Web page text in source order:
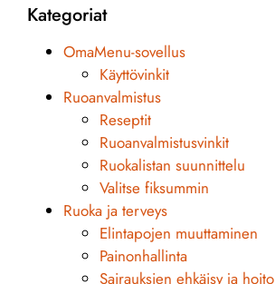
Kategoriat
OmaMenu-sovellus
Käyttövinkit
Ruoanvalmistus
Reseptit
Ruoanvalmistusvinkit
Ruokalistan suunnittelu
Valitse fiksummin
Ruoka ja terveys
Elintapojen muuttaminen
Painonhallinta
Sairauksien ehkäisy ja hoito